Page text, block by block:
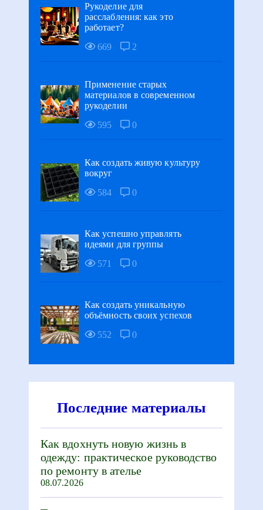
Рукоделие для
расслабления: как это
работает?
669
2
Применение старых
материалов в современном
рукоделии
595
0
Как создать живую культуру
вокруг
584
0
Как успешно управлять
идеями для группы
571
0
Как создать уникальную
объёмность своих успехов
552
0
Последние материалы
Как вдохнуть новую жизнь в
одежду: практическое руководство
по ремонту в ателье
08.07.2026